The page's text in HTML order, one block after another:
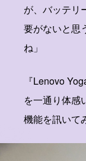
が、バッテリ
要がないと思
ね」
『Lenovo
を一通り体感
機能を訊いて